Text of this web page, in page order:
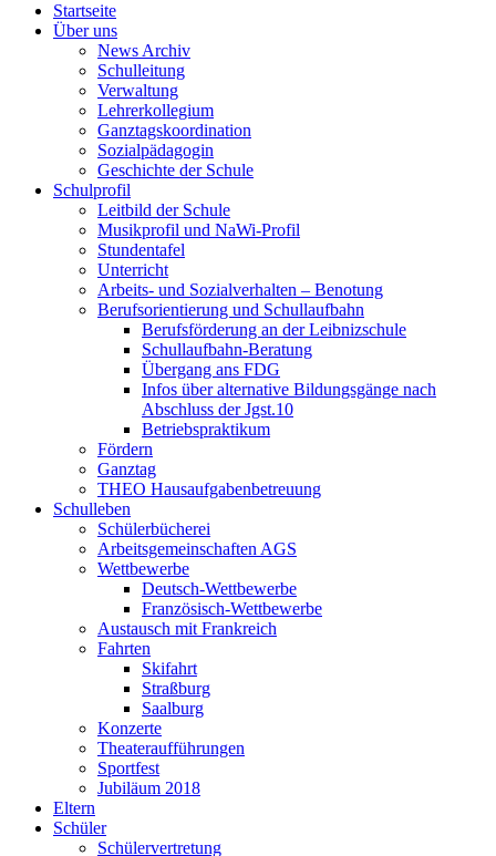
Startseite
Über uns
News Archiv
Schulleitung
Verwaltung
Lehrerkollegium
Ganztagskoordination
Sozialpädagogin
Geschichte der Schule
Schulprofil
Leitbild der Schule
Musikprofil und NaWi-Profil
Stundentafel
Unterricht
Arbeits- und Sozialverhalten – Benotung
Berufsorientierung und Schullaufbahn
Berufsförderung an der Leibnizschule
Schullaufbahn-Beratung
Übergang ans FDG
Infos über alternative Bildungsgänge nach
Abschluss der Jgst.10
Betriebspraktikum
Fördern
Ganztag
THEO Hausaufgabenbetreuung
Schulleben
Schülerbücherei
Arbeitsgemeinschaften AGS
Wettbewerbe
Deutsch-Wettbewerbe
Französisch-Wettbewerbe
Austausch mit Frankreich
Fahrten
Skifahrt
Straßburg
Saalburg
Konzerte
Theateraufführungen
Sportfest
Jubiläum 2018
Eltern
Schüler
Schülervertretung